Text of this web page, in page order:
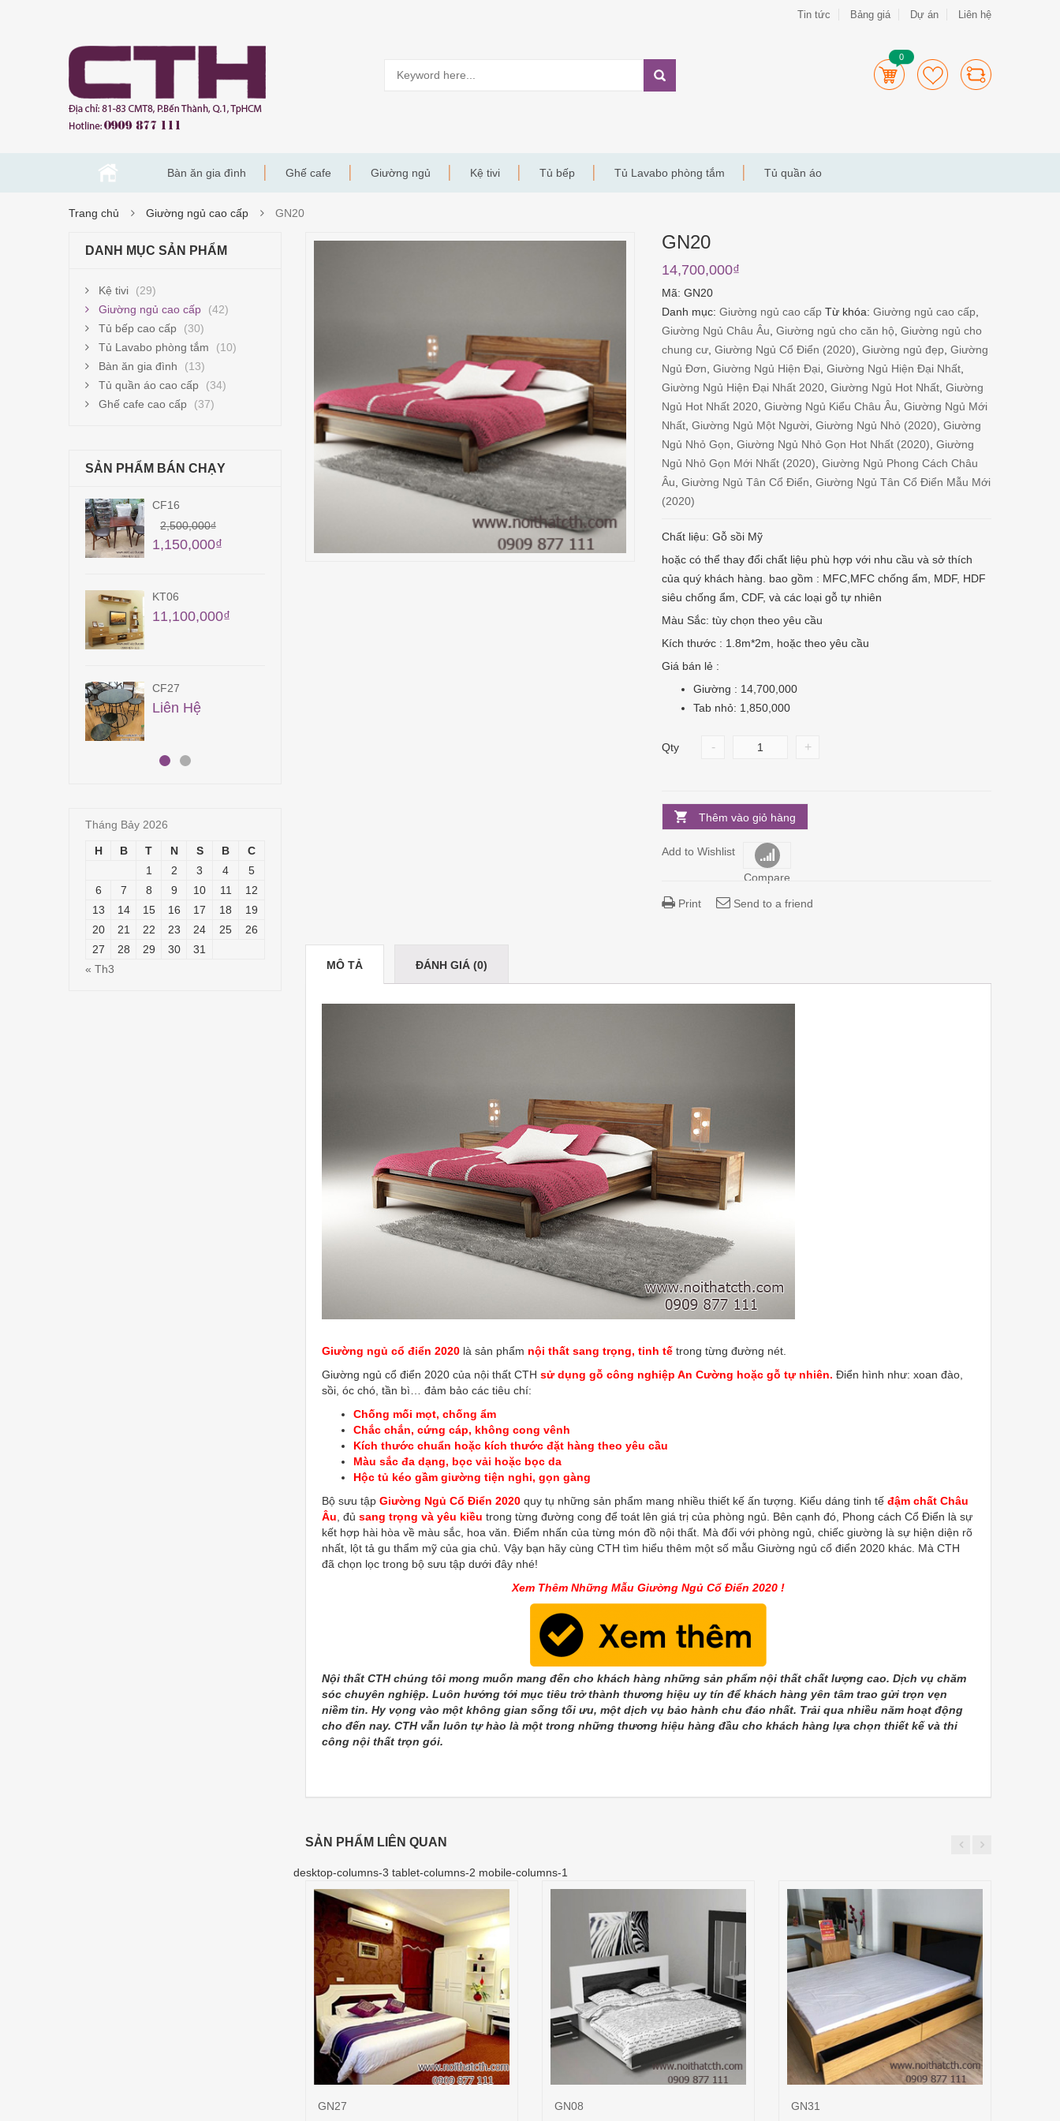
Tin tức Bảng giá Dự án Liên hệ
0
Bàn ăn gia đình Ghế cafe Giường ngủ Kệ tivi Tủ bếp Tủ Lavabo phòng tắm Tủ quần áo
Trang chủ Giường ngủ cao cấp GN20
GN20
14,700,000₫
Mã:GN20
Danh mục:Giường ngủ cao cấp Từ khóa:Giường ngủ cao cấp
Giường Ngủ Châu Âu ,Giường ngủ cho căn hộ ,Giường ngủ cho
chung cư ,Giường Ngủ Cổ Điển (2020) ,Giường ngủ đẹp ,Giường
Ngủ Đơn ,Giường Ngủ Hiện Đại ,Giường Ngủ Hiện Đại Nhất
Giường Ngủ Hiện Đại Nhất 2020 ,Giường Ngủ Hot Nhất ,Giường
Ngủ Hot Nhất 2020 ,Giường Ngủ Kiểu Châu Âu ,Giường Ngủ Mới
Nhất ,Giường Ngủ Một Người ,Giường Ngủ Nhỏ (2020) ,Giường
Ngủ Nhỏ Gọn ,Giường Ngủ Nhỏ Gọn Hot Nhất (2020) ,Giường
Ngủ Nhỏ Gọn Mới Nhất (2020) ,Giường Ngủ Phong Cách Châu
Âu ,Giường Ngủ Tân Cổ Điển ,Giường Ngủ Tân Cổ Điển Mẫu Mới
(2020)
Chất liệu: Gỗ sồi Mỹ
hoặc có thể thay đổi chất liệu phù hợp với nhu cầu và sở thích
của quý khách hàng. bao gồm : MFC,MFC chống ẩm, MDF, HDF
siêu chống ẩm, CDF, và các loại gỗ tự nhiên
Màu Sắc: tùy chọn theo yêu cầu
Kích thước : 1.8m*2m, hoặc theo yêu cầu
Giá bán lẻ :
Giường : 14,700,000
Tab nhỏ: 1,850,000
Qty - +
Thêm vào giỏ hàng
Add to Wishlist
Compare
Print Send to a friend
MÔ TẢ ĐÁNH GIÁ (0)
Giường ngủ cổ điển 2020 là sản phẩm nội thất sang trọng, tinh tế trong từng đường nét.
Giường ngủ cổ điển 2020 của nội thất CTH sử dụng gỗ công nghiệp An Cường hoặc gỗ tự nhiên. Điển hình như: xoan đào,
sồi, óc chó, tần bì… đảm bảo các tiêu chí:
Chống mối mọt, chống ẩm
Chắc chắn, cứng cáp, không cong vênh
Kích thước chuẩn hoặc kích thước đặt hàng theo yêu cầu
Màu sắc đa dạng, bọc vải hoặc bọc da
Hộc tủ kéo gầm giường tiện nghi, gọn gàng
Bộ sưu tập Giường Ngủ Cổ Điển 2020 quy tụ những sản phẩm mang nhiều thiết kế ấn tượng. Kiểu dáng tinh tế đậm chất Châu
Âu , đủ sang trọng và yêu kiều trong từng đường cong để toát lên giá trị của phòng ngủ. Bên cạnh đó, Phong cách Cổ Điển là sự
kết hợp hài hòa về màu sắc, hoa văn. Điểm nhấn của từng món đồ nội thất. Mà đối với phòng ngủ, chiếc giường là sự hiện diện rõ
nhất, lột tả gu thẩm mỹ của gia chủ. Vậy bạn hãy cùng CTH tìm hiểu thêm một số mẫu Giường ngủ cổ điển 2020 khác. Mà CTH
đã chọn lọc trong bộ sưu tập dưới đây nhé!
Xem Thêm Những Mẫu Giường Ngủ Cổ Điển 2020 !
Nội thất CTH chúng tôi mong muốn mang đến cho khách hàng những sản phẩm nội thất chất lượng cao. Dịch vụ chăm
sóc chuyên nghiệp. Luôn hướng tới mục tiêu trở thành thương hiệu uy tín để khách hàng yên tâm trao gửi trọn vẹn
niềm tin. Hy vọng vào một không gian sống tối ưu, một dịch vụ bảo hành chu đáo nhất. Trải qua nhiều năm hoạt động
cho đến nay. CTH vẫn luôn tự hào là một trong những thương hiệu hàng đầu cho khách hàng lựa chọn thiết kế và thi
công nội thất trọn gói.
SẢN PHẨM LIÊN QUAN
desktop-columns-3 tablet-columns-2 mobile-columns-1
GN27 GN08 GN31
DANH MỤC SẢN PHẨM
Kệ tivi
(29)
Giường ngủ cao cấp
(42)
Tủ bếp cao cấp
(30)
Tủ Lavabo phòng tắm
(10)
Bàn ăn gia đình
(13)
Tủ quần áo cao cấp
(34)
Ghế cafe cao cấp
(37)
SẢN PHẨM BÁN CHẠY
TB16
55,100,000
KT20
7,500,000₫
BA 11
5,500,000
Tháng Bảy 2026
H B T N S B
C
1
2 3 4
5
6
7 8 9 10 11
12
13
14 15 16 17 18
19
20
21 22 23 24 25
26
27
28 29 30
31
« Th3